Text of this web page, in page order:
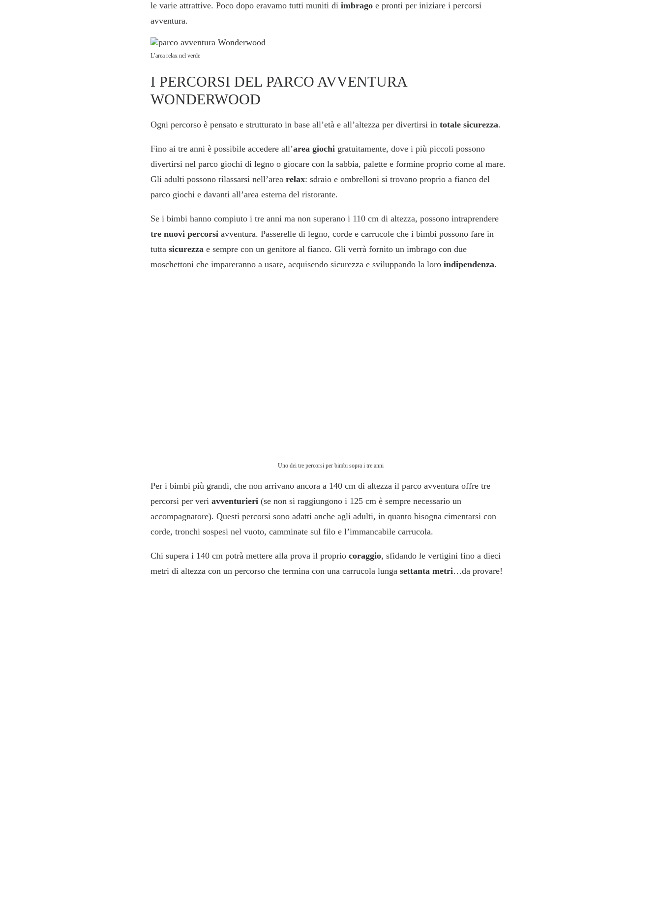
le varie attrattive. Poco dopo eravamo tutti muniti di imbrago e pronti per iniziare i percorsi
avventura.
L’area relax nel verde
I PERCORSI DEL PARCO AVVENTURA
WONDERWOOD
Ogni percorso è pensato e strutturato in base all’età e all’altezza per divertirsi in totale sicurezza.
Fino ai tre anni è possibile accedere all’area giochi gratuitamente, dove i più piccoli possono
divertirsi nel parco giochi di legno o giocare con la sabbia, palette e formine proprio come al mare.
Gli adulti possono rilassarsi nell’area relax: sdraio e ombrelloni si trovano proprio a fianco del
parco giochi e davanti all’area esterna del ristorante.
Se i bimbi hanno compiuto i tre anni ma non superano i 110 cm di altezza, possono intraprendere
tre nuovi percorsi avventura. Passerelle di legno, corde e carrucole che i bimbi possono fare in
tutta sicurezza e sempre con un genitore al fianco. Gli verrà fornito un imbrago con due
moschettoni che impareranno a usare, acquisendo sicurezza e sviluppando la loro indipendenza.
Uno dei tre percorsi per bimbi sopra i tre anni
Per i bimbi più grandi, che non arrivano ancora a 140 cm di altezza il parco avventura offre tre
percorsi per veri avventurieri (se non si raggiungono i 125 cm è sempre necessario un
accompagnatore). Questi percorsi sono adatti anche agli adulti, in quanto bisogna cimentarsi con
corde, tronchi sospesi nel vuoto, camminate sul filo e l’immancabile carrucola.
Chi supera i 140 cm potrà mettere alla prova il proprio coraggio, sfidando le vertigini fino a dieci
metri di altezza con un percorso che termina con una carrucola lunga settanta metri…da provare!